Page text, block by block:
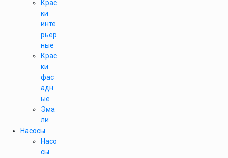
Крас
ки
инте
рьер
ные
Крас
ки
фас
адн
ые
Эма
ли
Насосы
Насо
сы